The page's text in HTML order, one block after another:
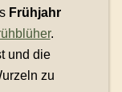
Frühjahr
.
und die
zu